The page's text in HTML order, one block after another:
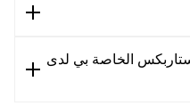
الخاصة بي لدى